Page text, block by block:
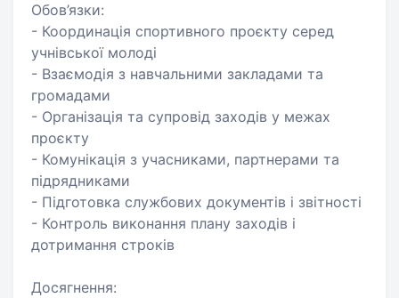
Обов’язки:
- Координація спортивного проєкту серед
учнівської молоді
- Взаємодія з навчальними закладами та
громадами
- Організація та супровід заходів у межах
проєкту
- Комунікація з учасниками, партнерами та
підрядниками
- Підготовка службових документів і звітності
- Контроль виконання плану заходів і
дотримання строків
Досягнення: